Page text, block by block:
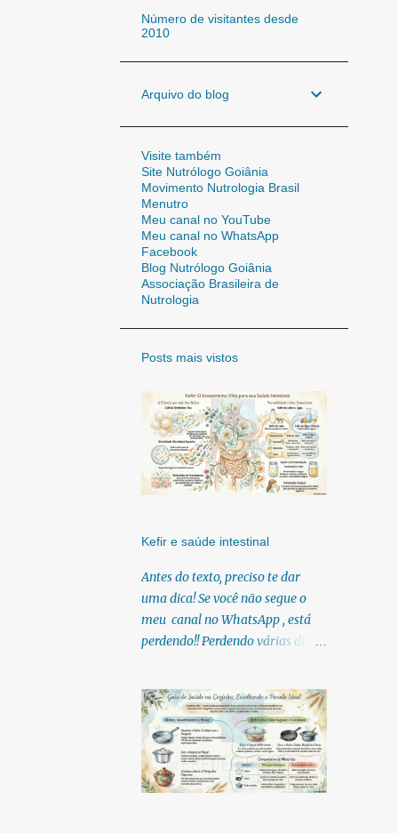
Número de visitantes desde
2010
Arquivo do blog
Visite também
Site Nutrólogo Goiânia
Movimento Nutrologia Brasil
Menutro
Meu canal no YouTube
Meu canal no WhatsApp
Facebook
Blog Nutrólogo Goiânia
Associação Brasileira de
Nutrologia
Posts mais vistos
Kefir e saúde intestinal
Antes do texto, preciso te dar
uma dica! Se você não segue o
meu canal no WhatsApp , está
perdendo!! Perdendo várias dicas,
infográficos, o link para
download dos meus e-books.
Para acessar clique no link:
https://whatsapp.com/channel/0
029Vb6U4AqKgsNzkBhubA40